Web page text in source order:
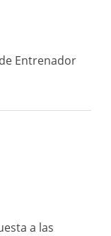
Entrenador
a las